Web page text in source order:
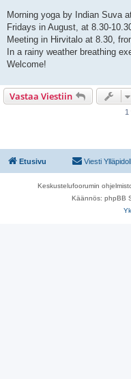
Morning yoga by Indian Suva
Fridays in August, at 8.30-
Meeting in Hirvitalo at 8.30,
In a rainy weather breathing
Welcome!
Vastaa Viestiin
1
Etusivu Viesti
Keskustelufoorumin
Käännös: phpBB